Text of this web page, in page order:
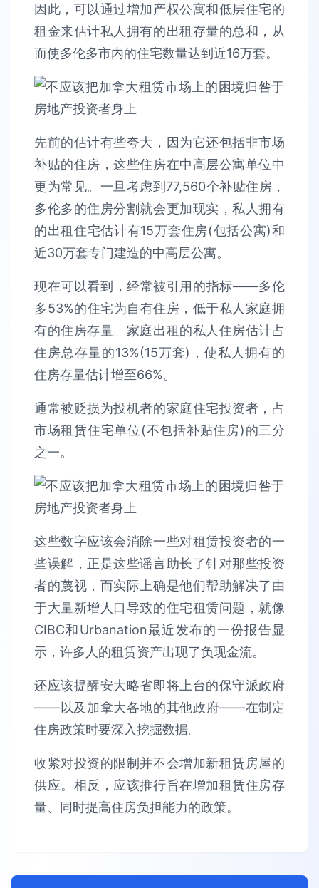
因此，可以通过增加产权公寓和低层住宅的
租金来估计私人拥有的出租存量的总和，从
而使多伦多市内的住宅数量达到近16万套。
先前的估计有些夸大，因为它还包括非市场
补贴的住房，这些住房在中高层公寓单位中
更为常见。一旦考虑到77,560个补贴住房，
多伦多的住房分割就会更加现实，私人拥有
的出租住宅估计有15万套住房(包括公寓)和
近30万套专门建造的中高层公寓。
现在可以看到，经常被引用的指标——多伦
多53%的住宅为自有住房，低于私人家庭拥
有的住房存量。家庭出租的私人住房估计占
住房总存量的13%(15万套)，使私人拥有的
住房存量估计增至66%。
通常被贬损为投机者的家庭住宅投资者，占
市场租赁住宅单位(不包括补贴住房)的三分
之一。
这些数字应该会消除一些对租赁投资者的一
些误解，正是这些谣言助长了针对那些投资
者的蔑视，而实际上确是他们帮助解决了由
于大量新增人口导致的住宅租赁问题，就像
CIBC和Urbanation最近发布的一份报告显
示，许多人的租赁资产出现了负现金流。
还应该提醒安大略省即将上台的保守派政府
——以及加拿大各地的其他政府——在制定
住房政策时要深入挖掘数据。
收紧对投资的限制并不会增加新租赁房屋的
供应。相反，应该推行旨在增加租赁住房存
量、同时提高住房负担能力的政策。